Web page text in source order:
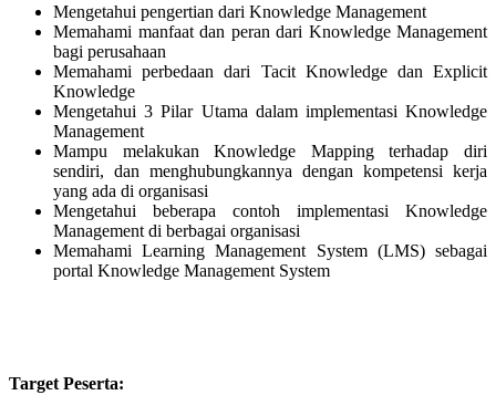
Mengetahui pengertian dari Knowledge Management
Memahami manfaat dan peran dari Knowledge Management
bagi perusahaan
Memahami perbedaan dari Tacit Knowledge dan Explicit
Knowledge
Mengetahui 3 Pilar Utama dalam implementasi Knowledge
Management
Mampu melakukan Knowledge Mapping terhadap diri
sendiri, dan menghubungkannya dengan kompetensi kerja
yang ada di organisasi
Mengetahui beberapa contoh implementasi Knowledge
Management di berbagai organisasi
Memahami Learning Management System (LMS) sebagai
portal Knowledge Management System
Target Peserta: